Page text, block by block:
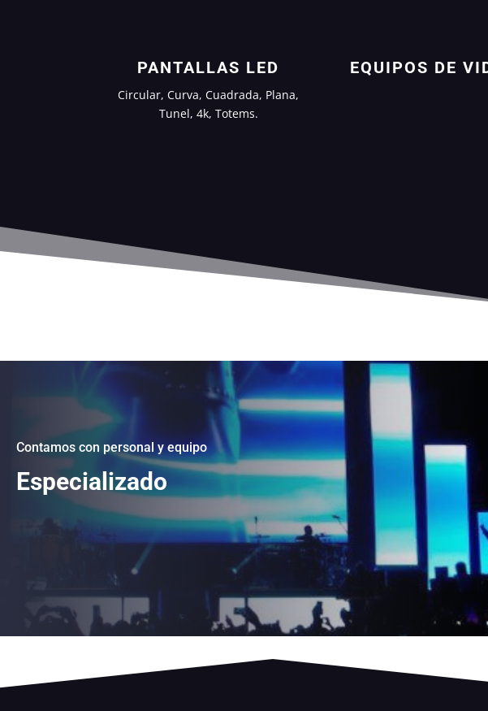
PANTALLAS LED
Circular, Curva, Cuadrada, Plana,
Tunel, 4k, Totems.
EQUIPOS DE
Contamos con personal y equipo
Especializado